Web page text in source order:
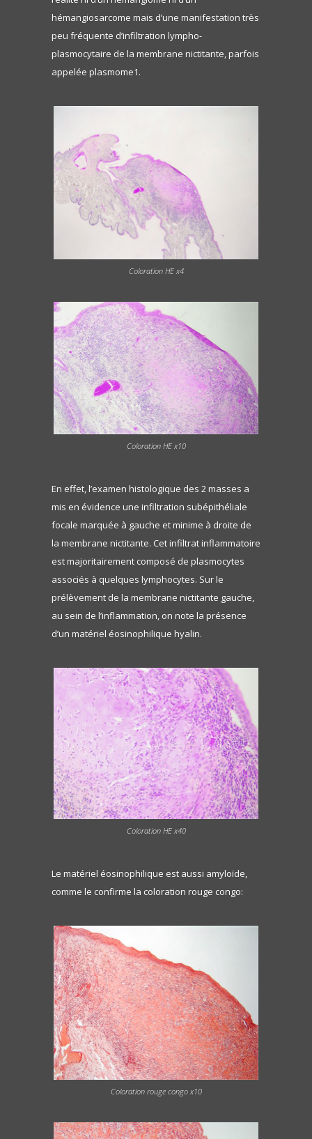
hémangiosarcome mais d’une manifestation très
peu fréquente d’infiltration lympho-
plasmocytaire de la membrane nictitante, parfois
appelée plasmome1.
Coloration HE x4
Coloration HE x10
En effet, l’examen histologique des 2 masses a
mis en évidence une infiltration subépithéliale
focale marquée à gauche et minime à droite de
la membrane nictitante. Cet infiltrat inflammatoire
est majoritairement composé de plasmocytes
associés à quelques lymphocytes. Sur le
prélèvement de la membrane nictitante gauche,
au sein de l’inflammation, on note la présence
d’un matériel éosinophilique hyalin.
Coloration HE x40
Le matériel éosinophilique est aussi amyloïde,
comme le confirme la coloration rouge congo:
Coloration rouge congo x10